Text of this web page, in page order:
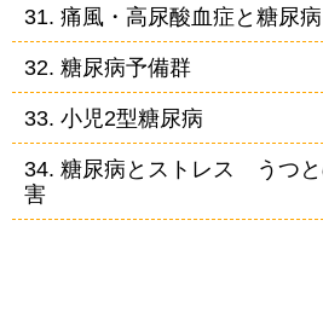
31. 痛風・高尿酸血症と糖尿病
32. 糖尿病予備群
33. 小児2型糖尿病
34. 糖尿病とストレス うつ
害